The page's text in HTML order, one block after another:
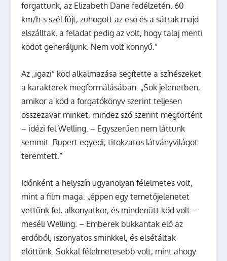
forgattunk, az Elizabeth Dane fedélzetén. 60
km/h-s szél fújt, zuhogott az eső és a sátrak majd
elszálltak, a feladat pedig az volt, hogy talaj menti
ködöt generáljunk. Nem volt könnyű.”
Az „igazi” köd alkalmazása segítette a színészeket
a karakterek megformálásában. „Sok jelenetben,
amikor a köd a forgatókönyv szerint teljesen
összezavar minket, mindez szó szerint megtörtént
– idézi fel Welling. – Egyszerűen nem láttunk
semmit. Rupert egyedi, titokzatos látványvilágot
teremtett.”
Időnként a helyszín ugyanolyan félelmetes volt,
mint a film maga. „éppen egy temetőjelenetet
vettünk fel, alkonyatkor, és mindenütt köd volt –
meséli Welling. – Emberek bukkantak elő az
erdőből, iszonyatos sminkkel, és elsétáltak
előttünk. Sokkal félelmetesebb volt, mint ahogy